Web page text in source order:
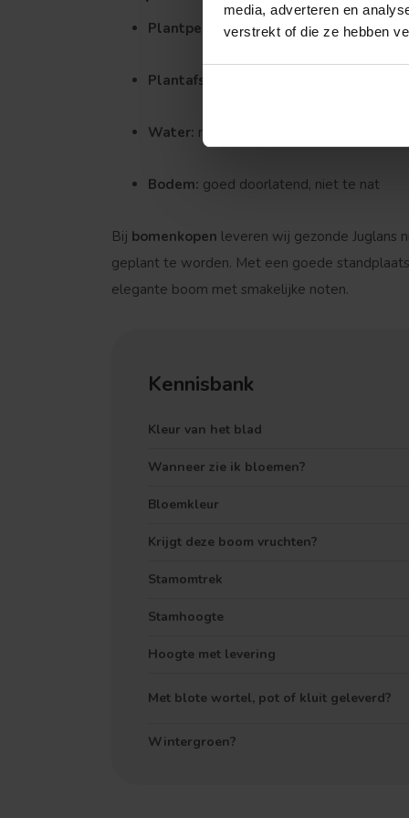
media, adverteren en
verstrekt of die ze hebben
Plantperiode:herfst of winter, buiten
Plantafstand:
Water: regelmatig in de eerste maanden
Bodem: goed doorlatend, niet te nat
Bij bomenkopen leveren wij gezonde Juglans
geplant te worden. Met een goede
elegante boom met smakelijke noten.
Kennisbank
Kleur van het blad
Wanneer zie ik bloemen?
Bloemkleur
Krijgt deze boom vruchten?
Stamomtrek
Stamhoogte
Hoogte met levering
Met blote wortel, pot of kluit geleverd?
Wintergroen?